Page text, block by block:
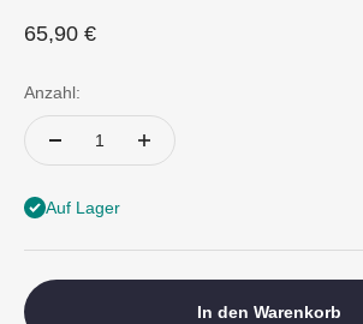
Angebot
65,90 €
Anzahl:
Auf Lager
In den Warenkorb